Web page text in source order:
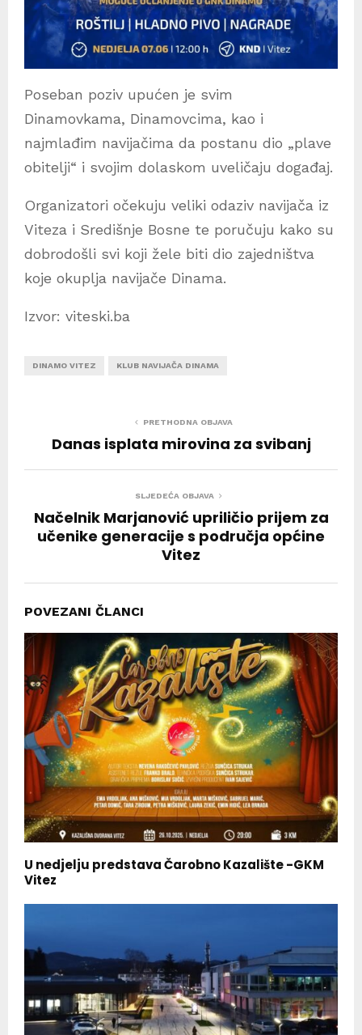
Poseban poziv upućen je svim
Dinamovkama, Dinamovcima, kao i
najmlađim navijačima da postanu dio „plave
obitelji“ i svojim dolaskom uveličaju događaj.
Organizatori očekuju veliki odaziv navijača iz
Viteza i Središnje Bosne te poručuju kako su
dobrodošli svi koji žele biti dio zajedništva
koje okuplja navijače Dinama.
Izvor: viteski.ba
DINAMO VITEZ KLUB NAVIJAČA DINAMA
PRETHODNA OBJAVA
Danas isplata mirovina za svibanj
SLJEDEĆA OBJAVA
Načelnik Marjanović upriličio prijem za
učenike generacije s područja općine
Vitez
POVEZANI ČLANCI
U nedjelju predstava Čarobno Kazalište -GKM
Vitez